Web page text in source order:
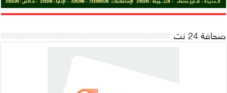
صحافة 24 نت